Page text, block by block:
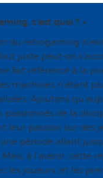
c’est quoi ? »
du retrogaming
juste peut-on
fait référence à la
machines n’étant
Ajoutons
passionnés de la
leur passion sur des
période allant
à l’avenir, cette
les joueurs, et les